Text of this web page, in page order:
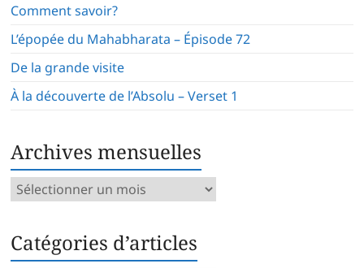
Comment savoir?
L’épopée du Mahabharata – Épisode 72
De la grande visite
À la découverte de l’Absolu – Verset 1
Archives mensuelles
Archives
Catégories d’articles